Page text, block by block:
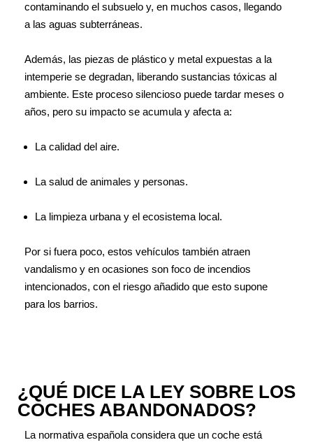
contaminando el subsuelo y, en muchos casos, llegando
a las aguas subterráneas.
Además, las piezas de plástico y metal expuestas a la
intemperie se degradan, liberando sustancias tóxicas al
ambiente. Este proceso silencioso puede tardar meses o
años, pero su impacto se acumula y afecta a:
La calidad del aire.
La salud de animales y personas.
La limpieza urbana y el ecosistema local.
Por si fuera poco, estos vehículos también atraen
vandalismo y en ocasiones son foco de incendios
intencionados, con el riesgo añadido que esto supone
para los barrios.
¿QUÉ DICE LA LEY SOBRE LOS
COCHES ABANDONADOS?
La normativa española considera que un coche está